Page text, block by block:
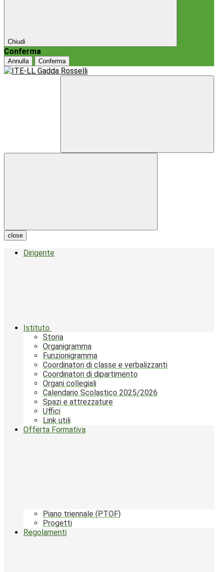
Chiudi
Conferma
Annulla Conferma
close
Dirigente
Istituto
Storia
Organigramma
Funzionigramma
Coordinatori di classe e verbalizzanti
Coordinatori di dipartimento
Organi collegiali
Calendario Scolastico 2025/2026
Spazi e attrezzature
Uffici
Link utili
Offerta Formativa
Piano triennale (PTOF)
Progetti
Regolamenti